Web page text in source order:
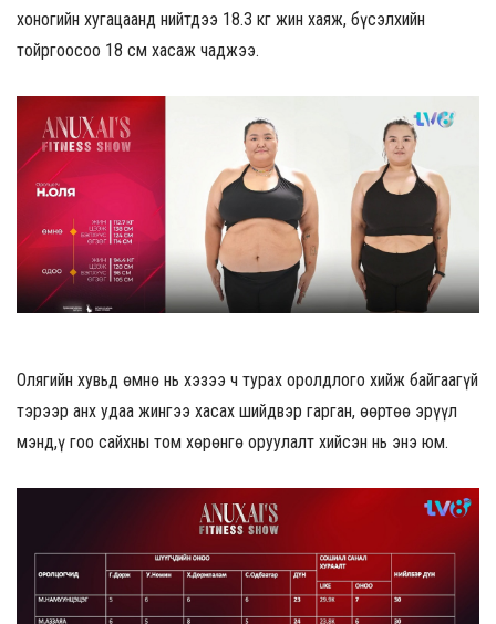
хоногийн хугацаанд нийтдээ 18.3 кг жин хаяж, бүсэлхийн
тойргоосоо 18 см хасаж чаджээ.
Олягийн хувьд өмнө нь хэзээ ч турах оролдлого хийж байгаагүй
тэрээр анх удаа жингээ хасах шийдвэр гарган, өөртөө эрүүл
мэнд,ү гоо сайхны том хөрөнгө оруулалт хийсэн нь энэ юм.